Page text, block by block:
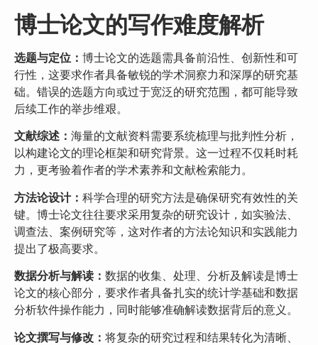
博士论文的写作难度解析
选题与定位： 博士论文的选题需具备前沿性、创新性和可
行性，这要求作者具备敏锐的学术洞察力和深厚的研究基
础。错误的选题方向或过于宽泛的研究范围，都可能导致
后续工作的举步维艰。
文献综述： 海量的文献资料需要系统梳理与批判性分析，
以构建论文的理论框架和研究背景。这一过程不仅耗时耗
力，更考验着作者的学术素养和文献检索能力。
方法论设计： 科学合理的研究方法是确保研究有效性的关
键。博士论文往往要求采用复杂的研究设计，如实验法、
调查法、案例研究等，这对作者的方法论知识和实践能力
提出了极高要求。
数据分析与解读： 数据的收集、处理、分析及解读是博士
论文的核心部分，要求作者具备扎实的统计学基础和数据
分析软件操作能力，同时能够准确解读数据背后的意义。
论文撰写与修改： 将复杂的研究过程和结果转化为清晰、